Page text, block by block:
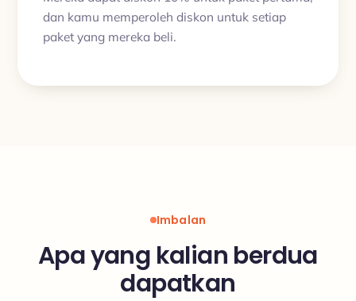
dan kamu memperoleh diskon untuk setiap
paket yang mereka beli.
Imbalan
Apa yang kalian berdua
dapatkan